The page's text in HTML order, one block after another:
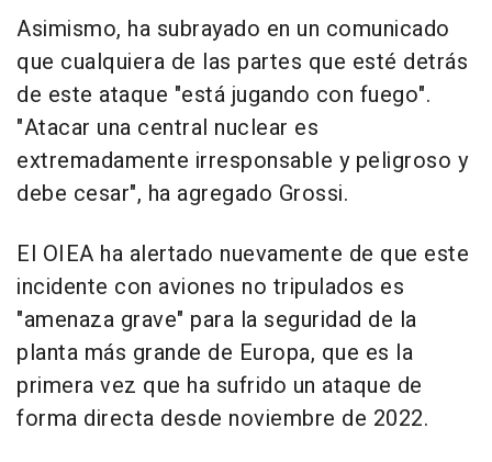
Asimismo, ha subrayado en un comunicado
que cualquiera de las partes que esté detrás
de este ataque "está jugando con fuego".
"Atacar una central nuclear es
extremadamente irresponsable y peligroso y
debe cesar", ha agregado Grossi.
El OIEA ha alertado nuevamente de que este
incidente con aviones no tripulados es
"amenaza grave" para la seguridad de la
planta más grande de Europa, que es la
primera vez que ha sufrido un ataque de
forma directa desde noviembre de 2022.